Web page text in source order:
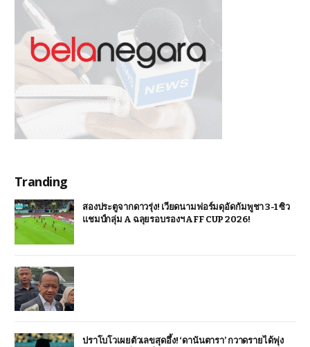
Tranding
สองประตูจากดาวรุ่ง! เวียดนามฟอร์มดุอัดกัมพูชา 3-1 ซิว
แชมป์กลุ่ม A ฉลุยรอบรองฯ AFF CUP 2026!
ปราโบโวเผยตัวเลขสุดอึ้ง! ‘ดานันตารา’ กวาดรายได้พุ่ง